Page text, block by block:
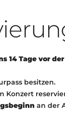
14 Tage vor
besitzen.
Konzert
an der